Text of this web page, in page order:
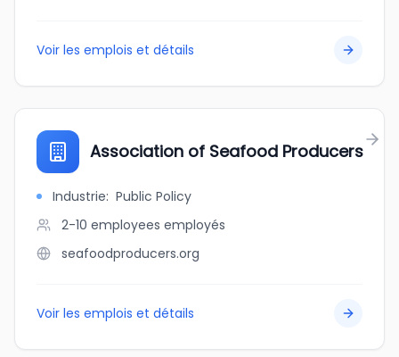
Voir les emplois et détails
Association of Seafood Producers
Industrie: Public Policy
2-10 employees employés
seafoodproducers.org
Voir les emplois et détails